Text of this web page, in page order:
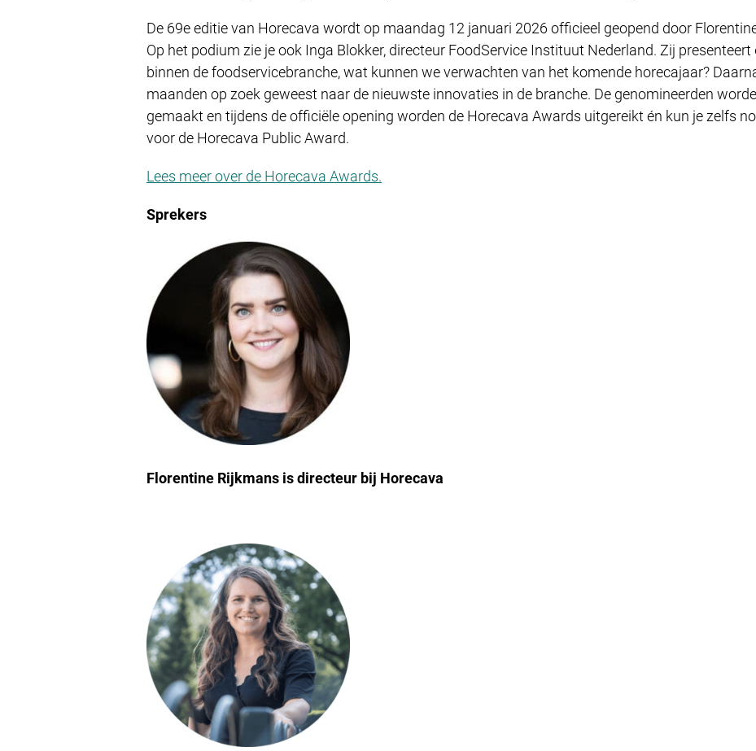
De 69e editie van Horecava wordt op maandag 12 januari 2026 officieel geopend door
Op het podium zie je ook Inga Blokker, directeur FoodService Instituut Nederland. Zij
binnen de foodservicebranche, wat kunnen we verwachten van het komende horecajaar?
maanden op zoek geweest naar de nieuwste innovaties in de branche. De genomineerden
gemaakt en tijdens de officiële opening worden de Horecava Awards uitgereikt én kun je zelfs
voor de Horecava Public Award.
Lees meer over de Horecava Awards.
Sprekers
Florentine Rijkmans is directeur bij Horecava